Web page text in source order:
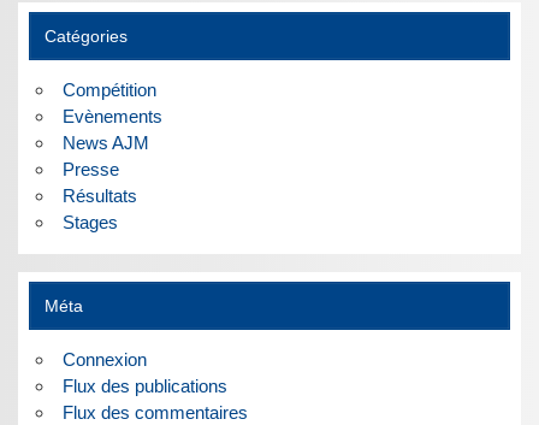
Catégories
Compétition
Evènements
News AJM
Presse
Résultats
Stages
Méta
Connexion
Flux des publications
Flux des commentaires